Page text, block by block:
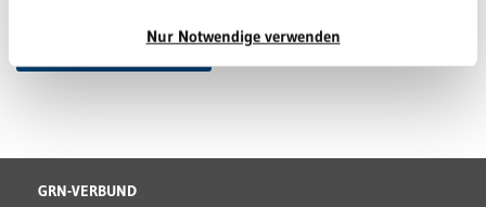
Nur Notwendige verwenden
ZURÜCK ZUR ÜBERSICHT
GRN-VERBUND